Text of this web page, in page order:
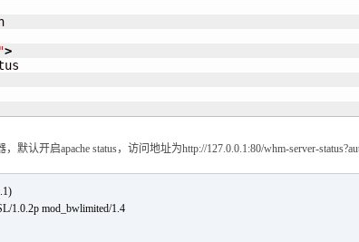
>
开启apache status，访问地址为http://127.0.0.1:80/whm-server-
1.0.2p mod_bwlimited/1.4